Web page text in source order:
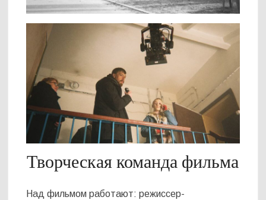
Творческая команда фильма
Над фильмом работают: режиссер-